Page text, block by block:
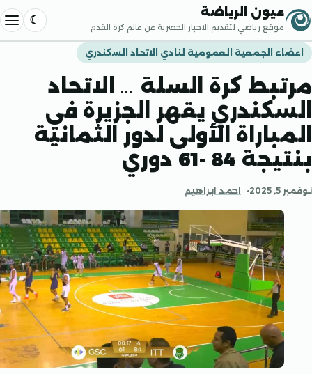
إلى المحتوى
عيون الرياضة
موقع رياضي لتقديم الاخبار الحصرية عن عالم كرة القدم فتح
الجمعية العمومية لنادي الاتحاد السكندري
كرة السلة … الاتحاد
يقهر الجزيرة في
الأولى لدور الثمانية
-61 دوري
احمد ابراهيم